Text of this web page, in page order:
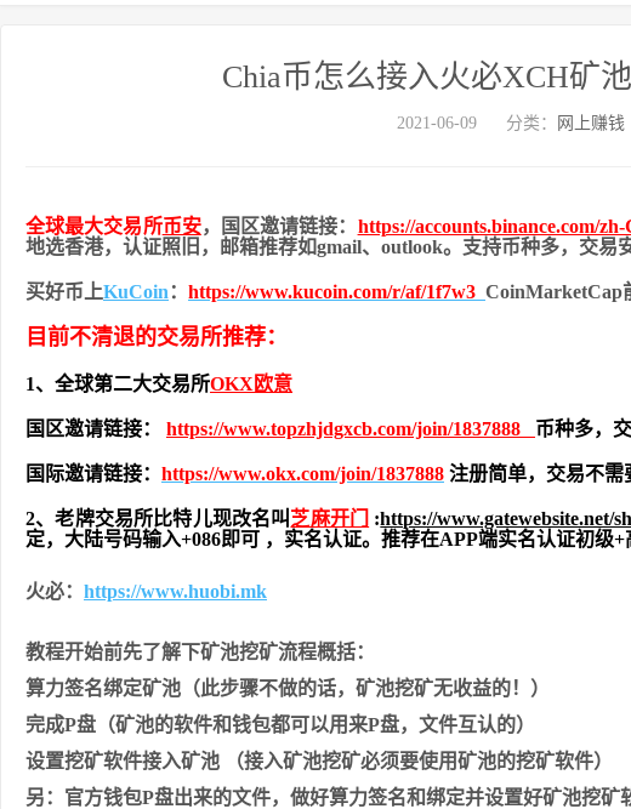
Chia币怎么接入火必XCH矿
2021-06-09 分类： 网上赚钱
全球最大交易所币安，国区邀请链接： https://accounts.binance.com/
地选香港，认证照旧， 邮箱推荐如gmail、outlook。支持币种多，交易
买好币上KuCoin ： https://www.kucoin.com/r/af/1f7w3 CoinMarketCap
目前不清退的交易所推荐：
1、全球第二大交易所OKX欧意
国区邀请链接： https://www.topzhjdgxcb.com/join/1837888 币种多，
国际邀请链接： https://www.okx.com/join/1837888 注册简单，交易不需
2、老牌交易所比特儿现改名叫 芝麻开门 :https://www.gatewebsite.net/
定，大陆号码输入+086即可 ，实名认证。推荐在APP端实名认证初级
火必： https://www.huobi.mk
教程开始前先了解下矿池挖矿流程概括：
算⼒签名绑定矿池（此步骤不做的话，矿池挖矿⽆收益的！）
完成P盘（矿池的软件和钱包都可以⽤来P盘，⽂件互认的）
设置挖矿软件接⼊矿池 （接⼊矿池挖矿必须要使⽤矿池的挖矿软件）
另：官⽅钱包P盘出来的⽂件，做好算⼒签名和绑定并设置好矿池挖矿